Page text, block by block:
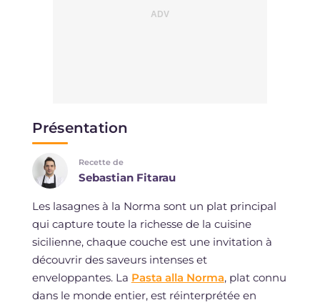
Présentation
Recette de
Sebastian Fitarau
Les lasagnes à la Norma sont un plat principal
qui capture toute la richesse de la cuisine
sicilienne, chaque couche est une invitation à
découvrir des saveurs intenses et
enveloppantes. La Pasta alla Norma, plat connu
dans le monde entier, est réinterprétée en